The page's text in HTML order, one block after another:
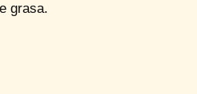
grasa.